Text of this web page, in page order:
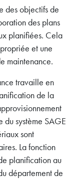
des objectifs de
des plans
planifiées. Cela
et une
maintenance.
travaille en
de la
du système SAGE
sont
La fonction
planification au
département de